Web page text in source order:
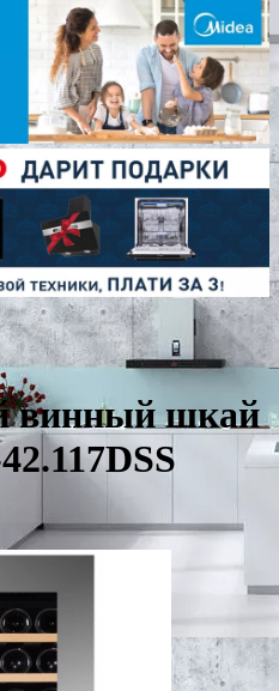
винный шкай